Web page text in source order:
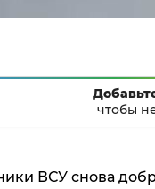
чтобы
ВСУ снова